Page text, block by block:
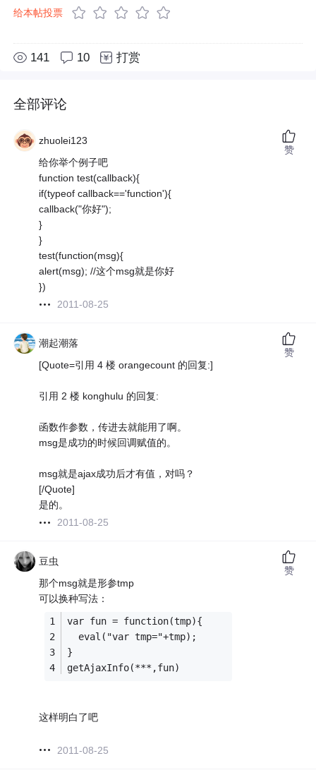
给本帖投票
141 10 打赏
全部评论
zhuolei123
给你举个例子吧
function test(callback){
if(typeof callback=='function'){
callback("你好");
}
}
test(function(msg){
alert(msg); //这个msg就是你好
})
2011-08-25
赞
潮起潮落
[Quote=引用 4 楼 orangecount 的回复:]
引用 2 楼 konghulu 的回复:
函数作参数，传进去就能用了啊。
msg是成功的时候回调赋值的。
msg就是ajax成功后才有值，对吗？
[/Quote]
是的。
2011-08-25
赞
豆虫
那个msg就是形参tmp
可以换种写法：
var fun = function(tmp){
  eval("var tmp="+tmp);
}
getAjaxInfo(***,fun)
这样明白了吧
2011-08-25
赞